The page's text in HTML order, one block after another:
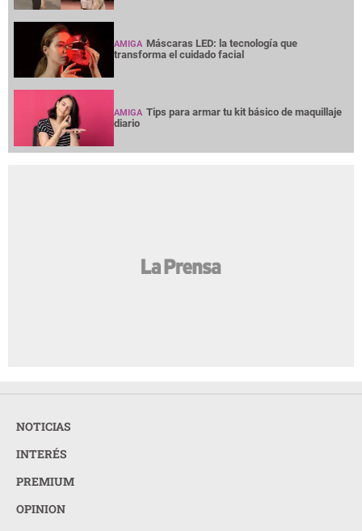
AMIGA Máscaras LED: la tecnología que
transforma el cuidado facial
AMIGA Tips para armar tu kit básico de maquillaje
diario
NOTICIAS
INTERÉS
PREMIUM
OPINION